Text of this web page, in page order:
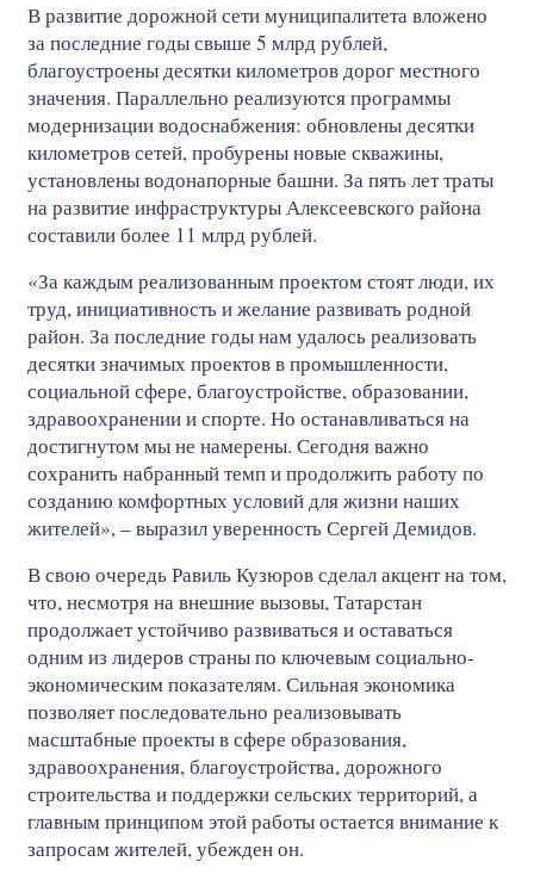
В развитие дорожной сети муниципалитета вложено
за последние годы свыше 5 млрд рублей,
благоустроены десятки километров дорог местного
значения. Параллельно реализуются программы
модернизации водоснабжения: обновлены десятки
километров сетей, пробурены новые скважины,
установлены водонапорные башни. За пять лет траты
на развитие инфраструктуры Алексеевского района
составили более 11 млрд рублей.
«За каждым реализованным проектом стоят люди, их
труд, инициативность и желание развивать родной
район. За последние годы нам удалось реализовать
десятки значимых проектов в промышленности,
социальной сфере, благоустройстве, образовании,
здравоохранении и спорте. Но останавливаться на
достигнутом мы не намерены. Сегодня важно
сохранить набранный темп и продолжить работу по
созданию комфортных условий для жизни наших
жителей», – выразил уверенность Сергей Демидов.
В свою очередь Равиль Кузюров сделал акцент на том,
что, несмотря на внешние вызовы, Татарстан
продолжает устойчиво развиваться и оставаться
одним из лидеров страны по ключевым социально-
экономическим показателям. Сильная экономика
позволяет последовательно реализовывать
масштабные проекты в сфере образования,
здравоохранения, благоустройства, дорожного
строительства и поддержки сельских территорий, а
главным принципом этой работы остается внимание к
запросам жителей, убежден он.